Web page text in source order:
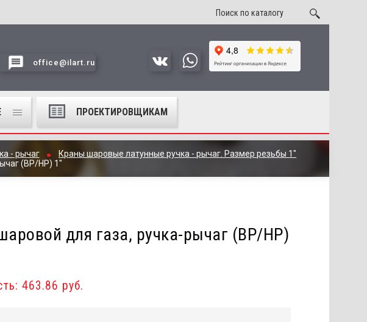
office@ilart.ru
ПРОЕКТИРОВЩИКАМ
- рычаг
Краны шаровые латунные ручка - рычаг. Размер резьбы 1"
(ВР/НР) 1"
для газа, ручка-рычаг (ВР/НР)
463.86 руб.